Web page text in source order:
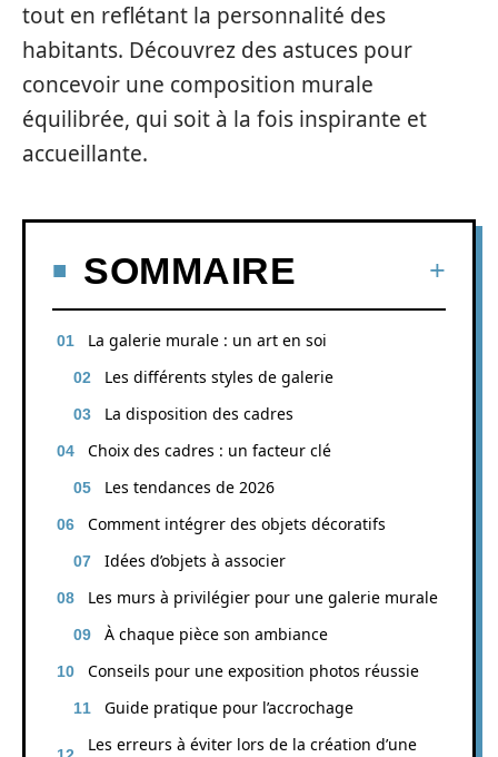
tout en reflétant la personnalité des
habitants. Découvrez des astuces pour
concevoir une composition murale
équilibrée, qui soit à la fois inspirante et
accueillante.
SOMMAIRE
La galerie murale : un art en soi
Les différents styles de galerie
La disposition des cadres
Choix des cadres : un facteur clé
Les tendances de 2026
Comment intégrer des objets décoratifs
Idées d’objets à associer
Les murs à privilégier pour une galerie murale
À chaque pièce son ambiance
Conseils pour une exposition photos réussie
Guide pratique pour l’accrochage
Les erreurs à éviter lors de la création d’une